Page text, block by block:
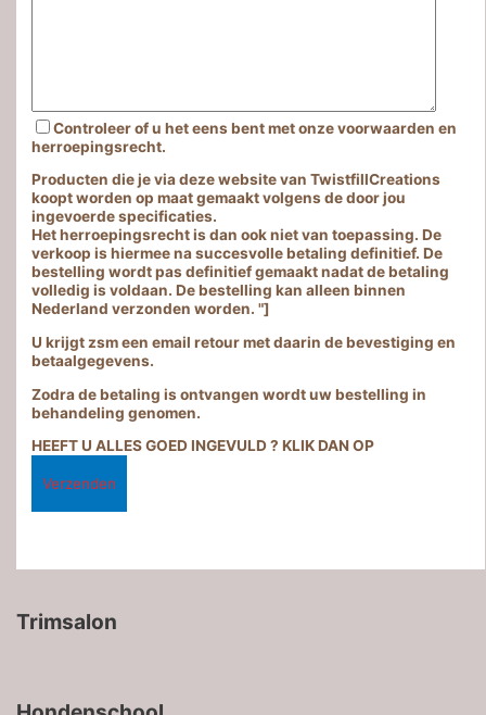
Trimsalon
Controleer of u het eens bent met onze voorwaarden en
herroepingsrecht.
Producten die je via deze website van TwistfillCreations
koopt worden op maat gemaakt volgens de door jou
ingevoerde specificaties.
Het herroepingsrecht is dan ook niet van toepassing. De
verkoop is hiermee na succesvolle betaling definitief. De
bestelling wordt pas definitief gemaakt nadat de betaling
volledig is voldaan. De bestelling kan alleen binnen
Nederland verzonden worden. "]
U krijgt zsm een email retour met daarin de bevestiging en
betaalgegevens.
Zodra de betaling is ontvangen wordt uw bestelling in
behandeling genomen.
HEEFT U ALLES GOED INGEVULD ? KLIK DAN OP